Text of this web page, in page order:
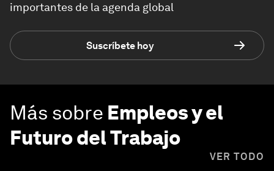
importantes de la agenda global
Suscríbete hoy
Más sobre Empleos y el
Futuro del Trabajo
VER TODO